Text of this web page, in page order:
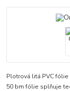
Plotrová litá PVC
50 bm fólie splňuje